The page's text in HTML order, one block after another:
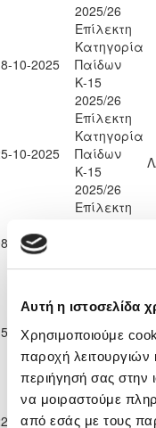
Αυτή η ιστοσελίδα
Χρησιμοποιούμε
παροχή λειτουργιών
περιήγησή σας στην
να μοιραστούμε
από εσάς με τους
2025/26
10-2025
Επίλεκτη
Κατηγορία
Παίδων
Κ-15
2025/26
10-2025
Επίλεκτη
Κατηγορία
Παίδων
Κ-15
2025/26
11-2025
Επίλεκτη
11-2025
Επίλεκτη
Κατηγορία
Παίδων
Κ-15
2025/26
11-2025
Επίλεκτη
Κατηγορία
Παίδων